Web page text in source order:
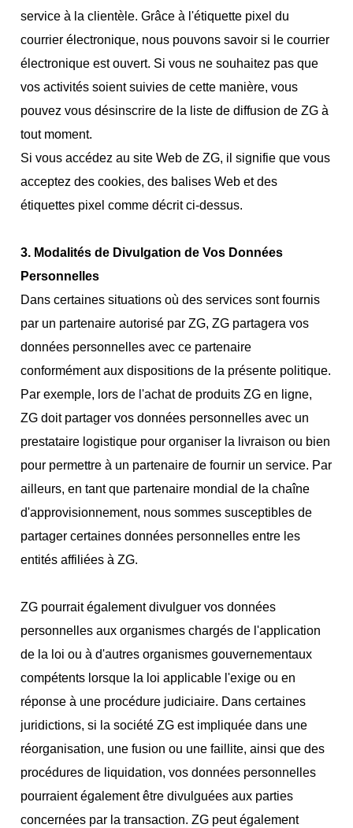
service à la clientèle. Grâce à l'étiquette pixel du
courrier électronique, nous pouvons savoir si le courrier
électronique est ouvert. Si vous ne souhaitez pas que
vos activités soient suivies de cette manière, vous
pouvez vous désinscrire de la liste de diffusion de ZG à
tout moment.
Si vous accédez au site Web de ZG, il signifie que vous
acceptez des cookies, des balises Web et des
étiquettes pixel comme décrit ci-dessus.
3. Modalités de Divulgation de Vos Données
Personnelles
Dans certaines situations où des services sont fournis
par un partenaire autorisé par ZG, ZG partagera vos
données personnelles avec ce partenaire
conformément aux dispositions de la présente politique.
Par exemple, lors de l'achat de produits ZG en ligne,
ZG doit partager vos données personnelles avec un
prestataire logistique pour organiser la livraison ou bien
pour permettre à un partenaire de fournir un service. Par
ailleurs, en tant que partenaire mondial de la chaîne
d'approvisionnement, nous sommes susceptibles de
partager certaines données personnelles entre les
entités affiliées à ZG.
ZG pourrait également divulguer vos données
personnelles aux organismes chargés de l'application
de la loi ou à d'autres organismes gouvernementaux
compétents lorsque la loi applicable l'exige ou en
réponse à une procédure judiciaire. Dans certaines
juridictions, si la société ZG est impliquée dans une
réorganisation, une fusion ou une faillite, ainsi que des
procédures de liquidation, vos données personnelles
pourraient également être divulguées aux parties
concernées par la transaction. ZG peut également